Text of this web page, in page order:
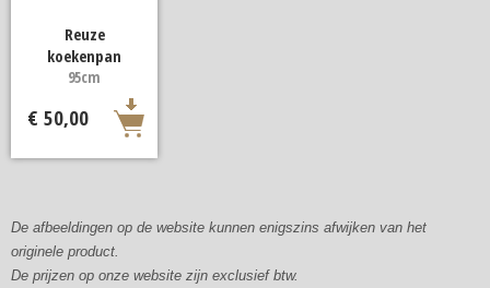
Reuze
koekenpan
95cm
€ 50,00
De afbeeldingen op de website kunnen enigszins afwijken van het
originele product.
De prijzen op onze website zijn exclusief btw.